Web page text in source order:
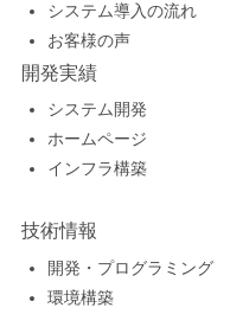
ミングの基礎となる繰
り返し、条件分岐、関
行い、実際にプログラ
ムブロックを組み合わ
教材を通して、それぞ
落ち着いて対面ででき
ることを祈るのみで
の社員から、ヨドック
の新人研修についてお
話してもらいました。
ヨドックでは、4月～7
月末まで新人研修が行
われます。毎年、企業
説明会の時期は、新人
研修が終盤に差し掛か
システム導入の流れ
お客様の声
開発実績
システム開発
ホームページ
インフラ構築
技術情報
開発・プログラミング
環境構築